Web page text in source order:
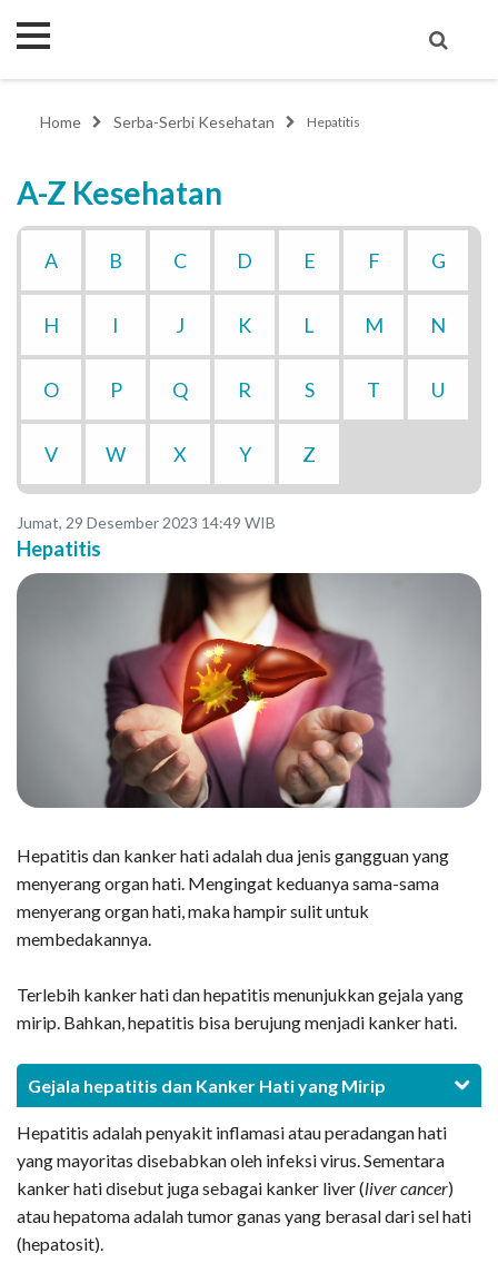
Home Serba-Serbi Kesehatan Hepatitis
A-Z Kesehatan
A B C D E F G
H I J K L M N
O P Q R S T U
V W X Y Z
Jumat, 29 Desember 2023 14:49 WIB
Hepatitis
Hepatitis dan kanker hati adalah dua jenis gangguan yang
menyerang organ hati. Mengingat keduanya sama-sama
menyerang organ hati, maka hampir sulit untuk
membedakannya.
Terlebih kanker hati dan hepatitis menunjukkan gejala yang
mirip. Bahkan, hepatitis bisa berujung menjadi kanker hati.
Gejala hepatitis dan Kanker Hati yang Mirip
Hepatitis adalah penyakit inflamasi atau peradangan hati
yang mayoritas disebabkan oleh infeksi virus. Sementara
kanker hati disebut juga sebagai kanker liver (liver cancer)
atau hepatoma adalah tumor ganas yang berasal dari sel hati
(hepatosit).